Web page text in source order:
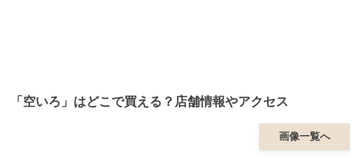
「空いろ」はどこで買える？店舗情報やアクセス
画像一覧へ